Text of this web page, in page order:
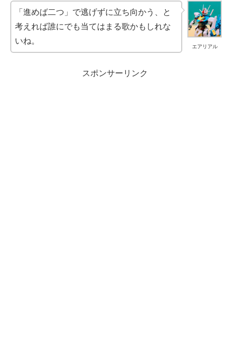
エアリアル
「進めば二つ」で逃げずに立ち向かう、と
考えれば誰にでも当てはまる歌かもしれな
いね。
スポンサーリンク